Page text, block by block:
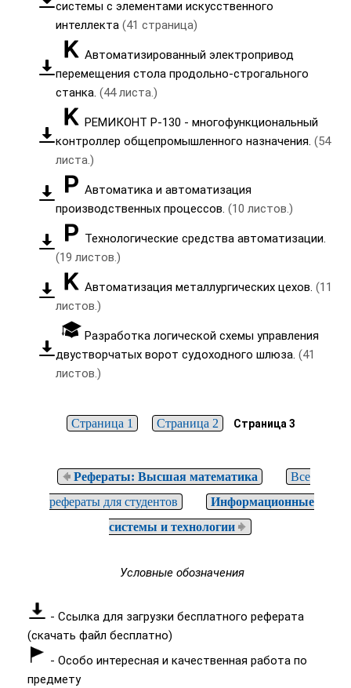
системы с элементами искусственного
интеллекта (41 страница)
Автоматизированный электропривод
перемещения стола продольно-строгального
станка. (44 листа.)
РЕМИКОНТ Р-130 - многофункциональный
контроллер общепромышленного назначения. (54
листа.)
Автоматика и автоматизация
производственных процессов. (10 листов.)
Технологические средства автоматизации.
(19 листов.)
Автоматизация металлургических цехов. (11
листов.)
Разработка логической схемы управления
двустворчатых ворот судоходного шлюза. (41
листов.)
Страница 1 Страница 2 Страница 3
Рефераты: Высшая математика
Все
рефераты для студентов
Информационные
системы и технологии
Условные обозначения
- Ссылка для загрузки бесплатного реферата
(скачать файл бесплатно)
- Особо интересная и качественная работа по
предмету